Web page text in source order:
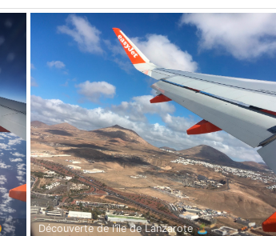
Découverte de l’île de Lanzarote 🏝